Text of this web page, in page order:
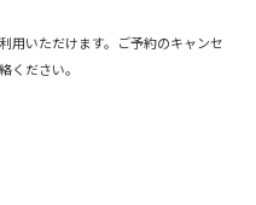
用いただけます。ご予約のキャンセ
ください。